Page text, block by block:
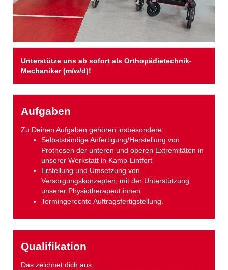
Unterstütze uns ab sofort als Orthopädietechnik-
Mechaniker (m/w/d)!
Aufgaben
Zu Deinen Aufgaben gehören insbesondere:
Selbstständige Anfertigung/Herstellung von
Prothesen der unteren und oberen Extremitäten in
unserer Werkstatt in Kamp-Lintfort
Erstellung und Umsetzung von
Versorgungskonzepten, mit der Unterstützung
unserer Physiotherapeut:innen
Termingerechte Auftragsfertigstellung.
Qualifikation
Das zeichnet dich aus: